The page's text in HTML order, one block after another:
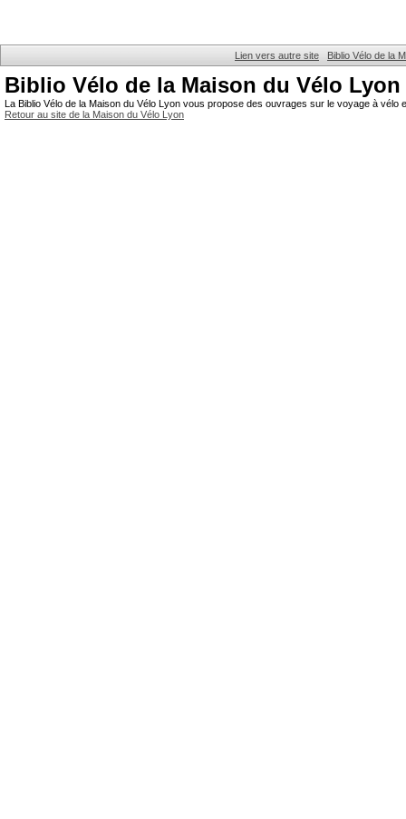
Lien vers autre site Biblio Vélo de la
Biblio Vélo de la Maison du Vélo Lyon
La Biblio Vélo de la Maison du Vélo Lyon vous propose des ouvrages sur le voyage à
Retour au site de la Maison du Vélo Lyon